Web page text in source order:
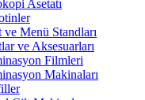
Asetatı
ve Menü Standları
ve Aksesuarları
Filmleri
Makinaları